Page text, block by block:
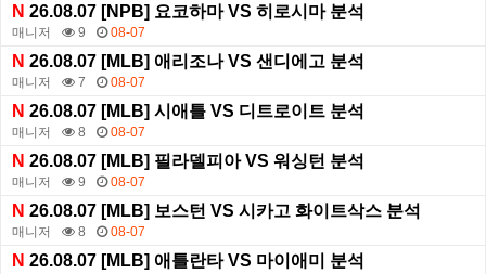
N 26.08.07 [NPB] 요코하마 VS 히로시마 분석
매니저 9 08-07
N 26.08.07 [MLB] 애리조나 VS 샌디에고 분석
매니저 7 08-07
N 26.08.07 [MLB] 시애틀 VS 디트로이트 분석
매니저 8 08-07
N 26.08.07 [MLB] 필라델피아 VS 워싱턴 분석
매니저 9 08-07
N 26.08.07 [MLB] 보스턴 VS 시카고 화이트삭스 분석
매니저 8 08-07
N 26.08.07 [MLB] 애틀란타 VS 마이애미 분석